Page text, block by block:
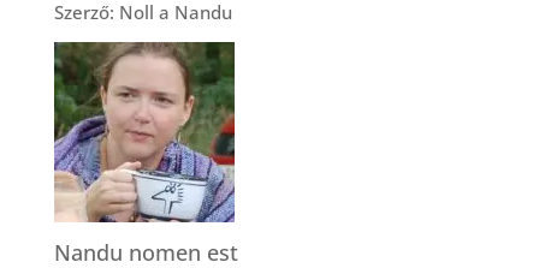
Szerző: Noll a Nandu
Nandu nomen est